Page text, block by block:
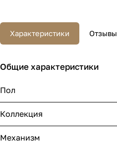
Характеристики Отзывы
Общие характеристики
Пол
Коллекция
Механизм